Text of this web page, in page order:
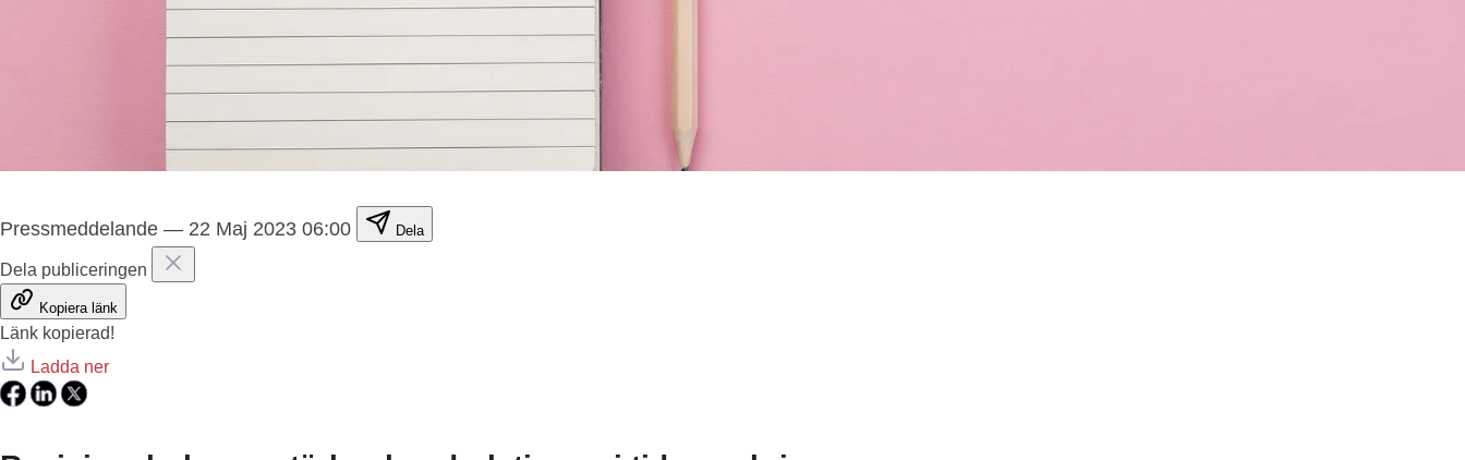
Pressmeddelande — 22 Maj 2023 06:00 Dela
Dela publiceringen
Kopiera länk
Länk kopierad!
Ladda ner